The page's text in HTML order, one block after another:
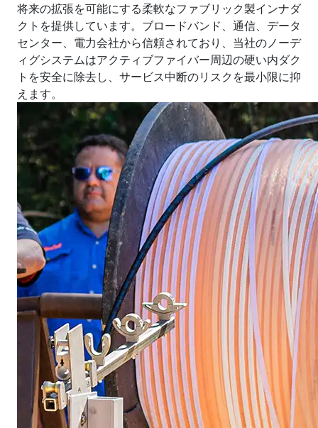
将来の拡張を可能にする柔軟なファブリック製インナダ
クトを提供しています。ブロードバンド、通信、データ
センター、電力会社から信頼されており、当社のノーデ
ィグシステムはアクティブファイバー周辺の硬い内ダク
トを安全に除去し、サービス中断のリスクを最小限に抑
えます。